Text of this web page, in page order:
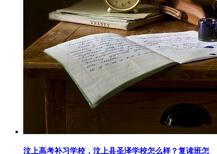
汶上高考补习学校，汶上县圣泽学校怎么样？复读班怎